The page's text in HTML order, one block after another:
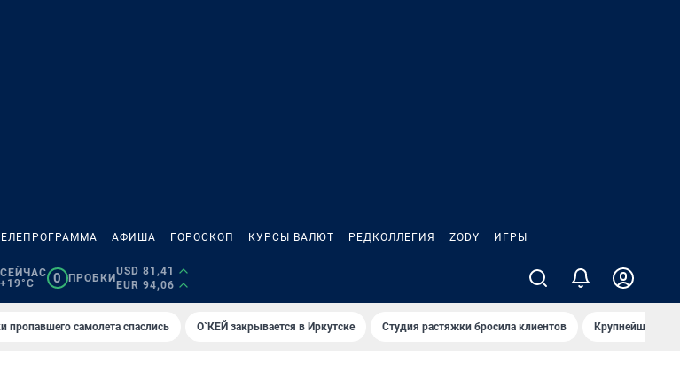
АФИША ГОРОСКОП КУРСЫ ВАЛЮТ РЕДКОЛЛЕГИЯ ZODY ИГРЫ
СЕЙЧАС
+19°C
0 ПРОБКИ
USD 81,41
EUR 94,06
пропавшего самолета спаслись О`КЕЙ закрывается в Иркутске Студия растяжки бросила клиентов Крупнейшие